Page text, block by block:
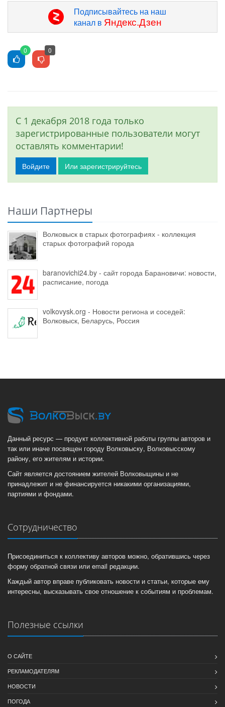
Подписывайтесь на наш
канал в Яндекс.Дзен
0 0
С 1 декабря 2018 года только
зарегистрированные пользователи могут
оставлять комментарии!
Войдите Или зарегистрируйтесь
Наши Партнеры
Волковыск в старых фотографиях - коллекция
старых фотографий города
baranovichi24.by - сайт города Барановичи: новости,
расписание, погода
volkovysk.org - Новости региона и соседей:
Волковыск, Беларусь, Россия
Данный ресурс — продукт коллективной работы группы авторов и
так или иначе посвящен городу Волковыску, Волковысскому
району, его жителям и истории.
Сайт является достоянием жителей Волковыщины и не
принадлежит и не финансируется никакими организациями,
партиями и фондами.
Сотрудничество
Присоединиться к коллективу авторов можно, обратившись через
форму обратной связи или email редакции.
Каждый автор вправе публиковать новости и статьи, которые ему
интересны, высказывать свое отношение к событиям и проблемам.
Полезные ссылки
О САЙТЕ
РЕКЛАМОДАТЕЛЯМ
НОВОСТИ
ПОГОДА